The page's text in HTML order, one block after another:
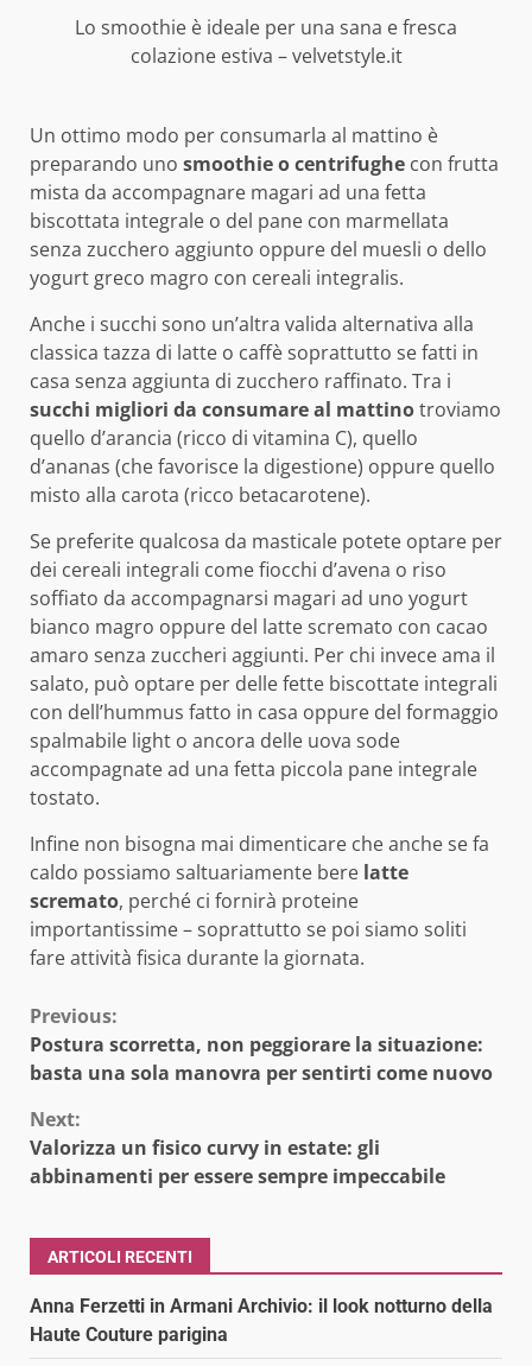
Lo smoothie è ideale per una sana e fresca
colazione estiva – velvetstyle.it
Un ottimo modo per consumarla al mattino è
preparando uno smoothie o centrifughe con frutta
mista da accompagnare magari ad una fetta
biscottata integrale o del pane con marmellata
senza zucchero aggiunto oppure del muesli o dello
yogurt greco magro con cereali integralis.
Anche i succhi sono un’altra valida alternativa alla
classica tazza di latte o caffè soprattutto se fatti in
casa senza aggiunta di zucchero raffinato. Tra i
succhi migliori da consumare al mattinotroviamo
quello d’arancia (ricco di vitamina C), quello
d’ananas (che favorisce la digestione) oppure quello
misto alla carota (ricco betacarotene).
Se preferite qualcosa da masticale potete optare per
dei cereali integrali come fiocchi d’avena o riso
soffiato da accompagnarsi magari ad uno yogurt
bianco magro oppure del latte scremato con cacao
amaro senza zuccheri aggiunti. Per chi invece ama il
salato, può optare per delle fette biscottate integrali
con dell’hummus fatto in casa oppure del formaggio
spalmabile light o ancora delle uova sode
accompagnate ad una fetta piccola pane integrale
tostato.
Infine non bisogna mai dimenticare che anche se fa
caldo possiamo saltuariamente bere latte
scremato, perché ci fornirà proteine
importantissime – soprattutto se poi siamo soliti
fare attività fisica durante la giornata.
Continue
Reading
Previous:
Postura scorretta, non peggiorare la situazione:
basta una sola manovra per sentirti come nuovo
Next:
Valorizza un fisico curvy in estate: gli
abbinamenti per essere sempre impeccabile
ARTICOLI RECENTI
Anna Ferzetti in Armani Archivio: il look notturno della
Haute Couture parigina